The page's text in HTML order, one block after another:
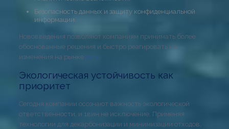
Безопасность данных и защиту конфиденциальной
информации.
Нововведения позволяют компаниям принимать более
обоснованные решения и быстро реагировать на
изменения на рынке 1win.
Экологическая устойчивость как
приоритет
Сегодня компании осознают важность экологической
ответственности, и 1вин не исключение. Применяя
технологии для декарбонизации и минимизации отходов,